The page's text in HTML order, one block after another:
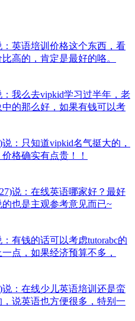
：英语培训价格这个东西，看
高的，肯定是最好的咯。
：我么去vipkid学习过半年，老
的那么好，如果有钱可以考
说：只知道vipkid名气挺大的，
格确实有点贵！！
说：在线英语哪家好？最好
也是主观参考意见而已~
：有钱的话可以考虑tutorabc的
点，如果经济预算不多，
说：在线少儿英语培训还是蛮
说英语也方便很多，特别一